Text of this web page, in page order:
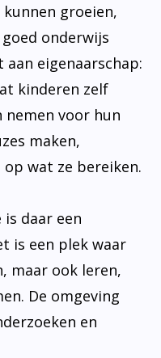
groeien,
onderwijs
aan eigenaarschap:
kinderen zelf
voor hun
maken,
wat ze bereiken.
daar een
is een plek waar
maar ook leren,
De omgeving
en